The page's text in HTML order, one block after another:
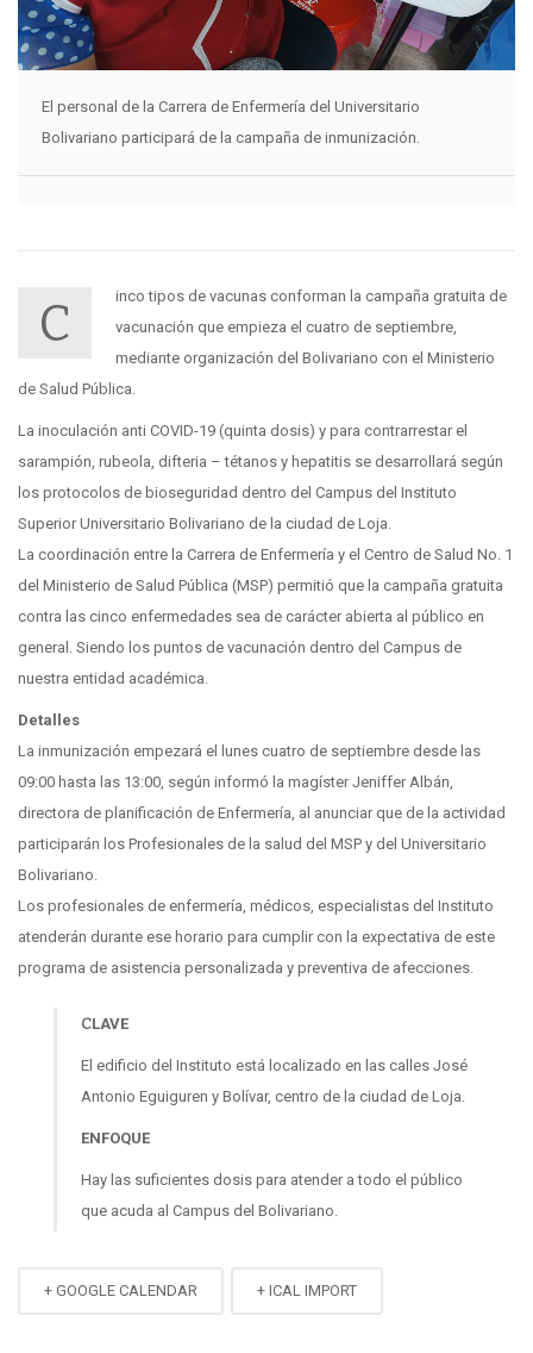
El personal de la Carrera de Enfermería del Universitario
Bolivariano participará de la campaña de inmunización.
C
inco tipos de vacunas conforman la campaña gratuita de
vacunación que empieza el cuatro de septiembre,
mediante organización del Bolivariano con el Ministerio
de Salud Pública.
La inoculación anti COVID-19 (quinta dosis) y para contrarrestar el
sarampión, rubeola, difteria – tétanos y hepatitis se desarrollará según
los protocolos de bioseguridad dentro del Campus del Instituto
Superior Universitario Bolivariano de la ciudad de Loja.
La coordinación entre la Carrera de Enfermería y el Centro de Salud No. 1
del Ministerio de Salud Pública (MSP) permitió que la campaña gratuita
contra las cinco enfermedades sea de carácter abierta al público en
general. Siendo los puntos de vacunación dentro del Campus de
nuestra entidad académica.
Detalles
La inmunización empezará el lunes cuatro de septiembre desde las
09:00 hasta las 13:00, según informó la magíster Jeniffer Albán,
directora de planificación de Enfermería, al anunciar que de la actividad
participarán los Profesionales de la salud del MSP y del Universitario
Bolivariano.
Los profesionales de enfermería, médicos, especialistas del Instituto
atenderán durante ese horario para cumplir con la expectativa de este
programa de asistencia personalizada y preventiva de afecciones.
CLAVE
El edificio del Instituto está localizado en las calles José
Antonio Eguiguren y Bolívar, centro de la ciudad de Loja.
ENFOQUE
Hay las suficientes dosis para atender a todo el público
que acuda al Campus del Bolivariano.
+ GOOGLE CALENDAR + ICAL IMPORT